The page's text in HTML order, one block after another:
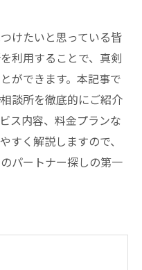
けたいと思っている皆
利用することで、真剣
ができます。本記事で
談所を徹底的にご紹介
ス内容、料金プランな
すく解説しますので、
パートナー探しの第一